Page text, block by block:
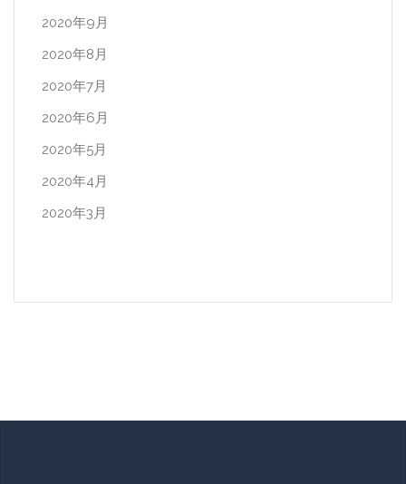
2020年9月
2020年8月
2020年7月
2020年6月
2020年5月
2020年4月
2020年3月